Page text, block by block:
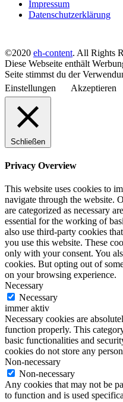
Impressum
Datenschutzerklärung
©2020 eh-content. All Rights
Diese Webseite enthält
Seite stimmst du der
Einstellungen
Akzeptieren
Schließen
Privacy Overview
This website uses cookies to
navigate through the website.
are categorized as necessary
essential for the working of
also use third-party cookies
you use this website. These
only with your consent. You
cookies. But opting out of
on your browsing experience.
Necessary
Necessary
immer aktiv
Necessary cookies are
function properly. This
basic functionalities and
cookies do not store any
Non-necessary
Non-necessary
Any cookies that may not be
to function and is used